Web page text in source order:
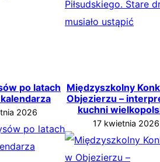
po latach
2026
Międzyszkolny
Objezierzu –
kuchni
17 kwietnia 2026